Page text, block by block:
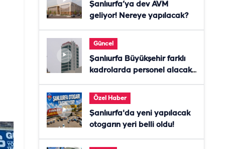
Şanlıurfa’ya dev AVM
geliyor! Nereye yapılacak?
Güncel
Şanlıurfa Büyükşehir farklı
kadrolarda personel alacak!
Özel Haber
Şanlıurfa'da yeni yapılacak
otogarın yeri belli oldu!